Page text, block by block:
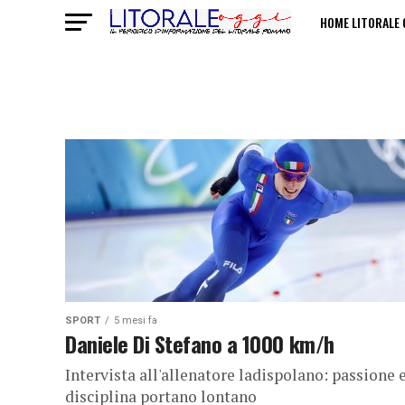
HOME LITORALE
SPORT 5 mesi fa
Daniele Di Stefano a 1000 km/h
Intervista all'allenatore ladispolano: passione e
disciplina portano lontano